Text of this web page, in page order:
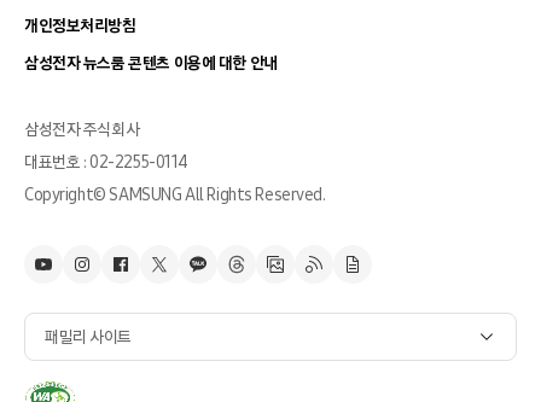
개인정보처리방침
삼성전자 뉴스룸 콘텐츠 이용에 대한 안내
삼성전자 주식회사
대표번호 : 02-2255-0114
Copyright© SAMSUNG All Rights Reserved.
패밀리 사이트